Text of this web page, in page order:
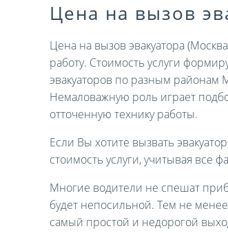
Цена на вызов
Цена на вызов эвакуатора
работу. Стоимость услуги
эвакуаторов по разным районам
Немаловажную роль играет
отточенную технику работы.
Если Вы хотите вызвать
стоимость услуги, учитывая все
Многие водители не спешат
будет непосильной. Тем не менее
самый простой и недорогой